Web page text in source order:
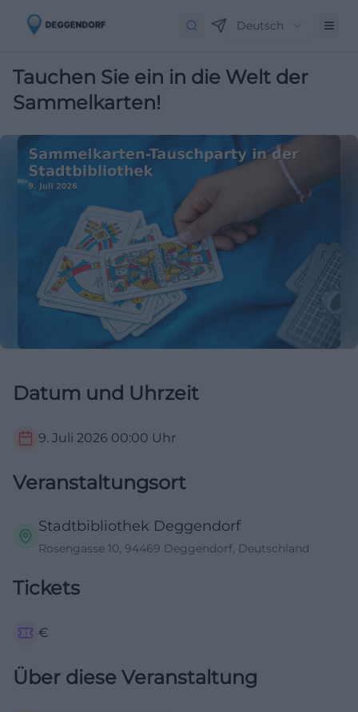
Deutsch
Tauchen Sie ein in die Welt der
Sammelkarten!
Datum und Uhrzeit
9. Juli 2026 00:00 Uhr
Veranstaltungsort
Stadtbibliothek Deggendorf
Rosengasse 10, 94469 Deggendorf, Deutschland
Tickets
€
Über diese Veranstaltung